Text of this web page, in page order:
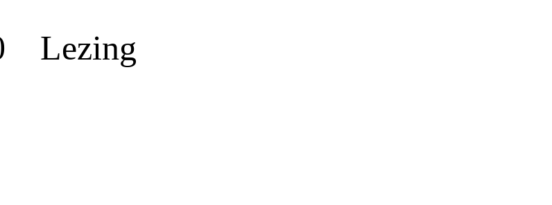
Lezing